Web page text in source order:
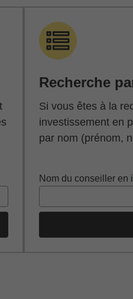
Recherche
Si vous êtes à la
investissement en
par nom (prénom,
Nom du conseiller en